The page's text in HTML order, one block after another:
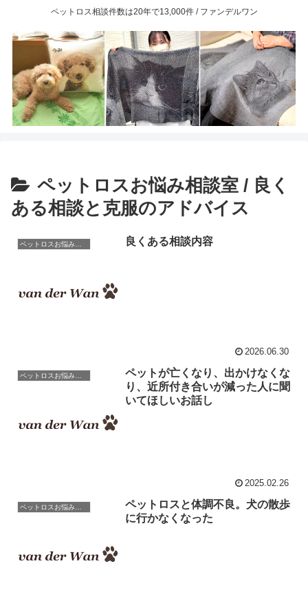
ペットロス相談件数は20年で13,000件 / ファンデルワン
ペットロスお悩み相談室 / 良く
ある相談と克服のアドバイス
ペットロスお悩み相談室 / 良くある相談と克服のアドバイス 良くある相談内容
2026.06.30
ペットロスお悩み相談室 / 良くある相談と克服のアドバイス
ペットが亡くなり、出かけなくな
り、近所付き合いが減った人に聞
いてほしいお話し
2025.02.26
ペットロスお悩み相談室 / 良くある相談と克服のアドバイス
ペットロスと体調不良。犬の散歩
に行かなくなった